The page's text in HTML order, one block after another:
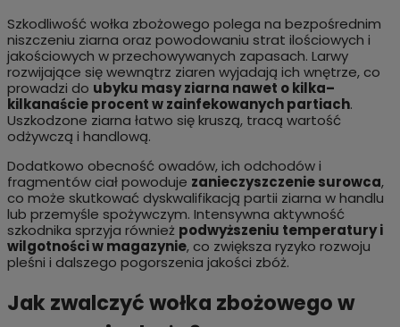
Szkodliwość wołka zbożowego polega na bezpośrednim
niszczeniu ziarna oraz powodowaniu strat ilościowych i
jakościowych w przechowywanych zapasach. Larwy
rozwijające się wewnątrz ziaren wyjadają ich wnętrze, co
prowadzi do ubyku masy ziarna nawet o kilka–
kilkanaście procent w zainfekowanych partiach.
Uszkodzone ziarna łatwo się kruszą, tracą wartość
odżywczą i handlową.
Dodatkowo obecność owadów, ich odchodów i
fragmentów ciał powoduje zanieczyszczenie surowca,
co może skutkować dyskwalifikacją partii ziarna w handlu
lub przemyśle spożywczym. Intensywna aktywność
szkodnika sprzyja również podwyższeniu temperatury i
wilgotności w magazynie, co zwiększa ryzyko rozwoju
pleśni i dalszego pogorszenia jakości zbóż.
Jak zwalczyć wołka zbożowego w